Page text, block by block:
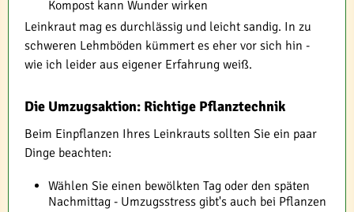
Kompost kann Wunder wirken
Leinkraut mag es durchlässig und leicht sandig. In zu
schweren Lehmböden kümmert es eher vor sich hin -
wie ich leider aus eigener Erfahrung weiß.
Die Umzugsaktion: Richtige Pflanztechnik
Beim Einpflanzen Ihres Leinkrauts sollten Sie ein paar
Dinge beachten:
Wählen Sie einen bewölkten Tag oder den späten
Nachmittag - Umzugsstress gibt's auch bei Pflanzen